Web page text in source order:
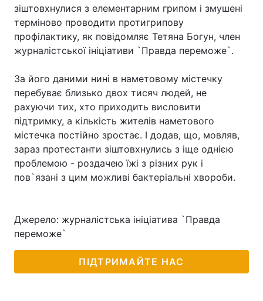
Україна
Світ
зіштовхнулися з елементарним грипом і змушені
терміново проводити протигрипову
профілактику, як повідомляє Тетяна Богун, член
журналістської ініціативи `Правда переможе`.
За його даними нині в наметовому містечку
перебуває близько двох тисяч людей, не
рахуючи тих, хто приходить висловити
підтримку, а кількість жителів наметового
містечка постійно зростає. І додав, що, мовляв,
зараз протестанти зіштовхнулись з іще однією
проблемою - роздачею їжі з різних рук і
пов`язані з цим можливі бактеріальні хвороби.
Джерело: журналістська ініціатива `Правда
переможе`
ПІДТРИМАЙТЕ НАС